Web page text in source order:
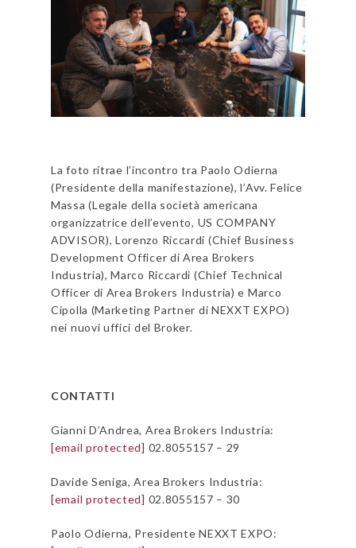
La foto ritrae l’incontro tra Paolo Odierna
(Presidente della manifestazione), l’Avv. Felice
Massa (Legale della società americana
organizzatrice dell’evento, US COMPANY
ADVISOR), Lorenzo Riccardi (Chief Business
Development Officer di Area Brokers
Industria), Marco Riccardi (Chief Technical
Officer di Area Brokers Industria) e Marco
Cipolla (Marketing Partner di NEXXT EXPO)
nei nuovi uffici del Broker.
CONTATTI
Gianni D’Andrea, Area Brokers Industria:
[email protected] 02.8055157 – 29
Davide Seniga, Area Brokers Industria:
[email protected] 02.8055157 – 30
Paolo Odierna, Presidente NEXXT EXPO: